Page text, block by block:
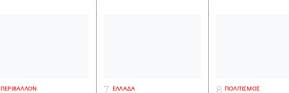
ΠΕΡΙΒΑΛΛΟΝ ΕΛΛΑΔΑ ΠΟΛΙΤΙΣΜΟΣ